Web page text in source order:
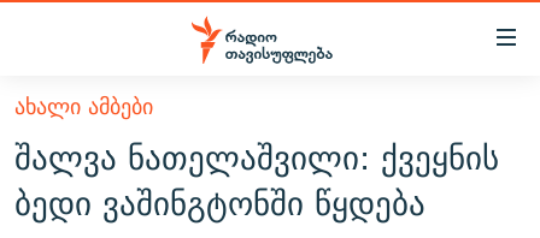
Accessibility
მთავარ
შინაარსზე
დაბრუნება
მთავარ
ᲐᲮᲐᲚᲘ ᲐᲛᲑᲔᲑᲘ
ᲗᲔᲛᲔᲑᲘ
ᲞᲝᲚᲘᲢᲘᲙᲐ
ᲕᲘᲓᲔᲝ
ᲐᲮᲐᲚᲘ ᲐᲛᲑᲔᲑᲘ
შალვა ნათელაშვილი: ქვეყნის
ბედი ვაშინგტონში წყდება